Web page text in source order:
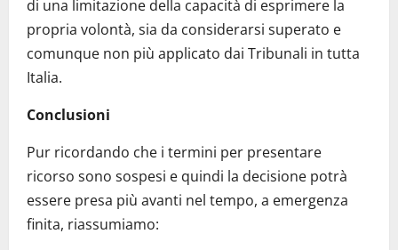
di una limitazione della capacità di esprimere la
propria volontà, sia da considerarsi superato e
comunque non più applicato dai Tribunali in tutta
Italia.
Conclusioni
Pur ricordando che i termini per presentare
ricorso sono sospesi e quindi la decisione potrà
essere presa più avanti nel tempo, a emergenza
finita, riassumiamo: